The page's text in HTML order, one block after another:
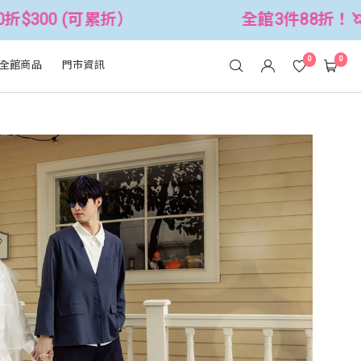
全館3件88折！🦄 滿$2500折$300 (可
館商品 門市資訊 0 0